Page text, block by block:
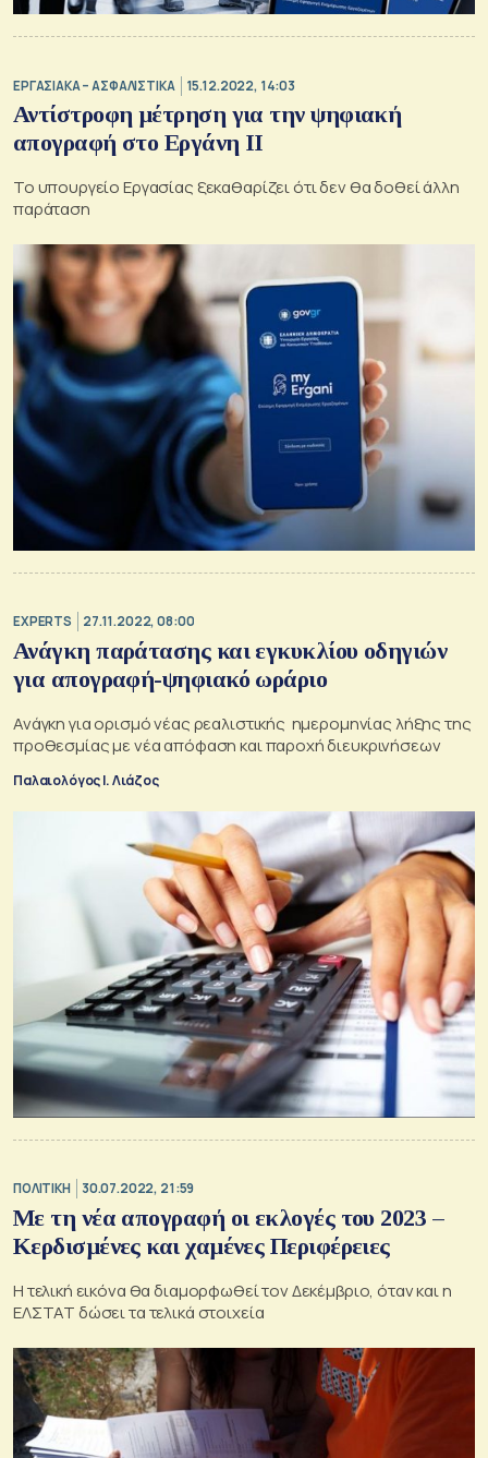
ΕΡΓΑΣΙΑΚΑ – ΑΣΦΑΛΙΣΤΙΚΑ 15.12.2022, 14:03
Αντίστροφη μέτρηση για την ψηφιακή
απογραφή στο Εργάνη ΙΙ
Το υπουργείο Εργασίας ξεκαθαρίζει ότι δεν θα δοθεί άλλη
παράταση
EXPERTS 27.11.2022, 08:00
Ανάγκη παράτασης και εγκυκλίου οδηγιών
για απογραφή-ψηφιακό ωράριο
Ανάγκη για ορισμό νέας ρεαλιστικής ημερομηνίας λήξης της
προθεσμίας με νέα απόφαση και παροχή διευκρινήσεων
Παλαιολόγος Ι. Λιάζος
ΠΟΛΙΤΙΚΗ 30.07.2022, 21:59
Με τη νέα απογραφή οι εκλογές του 2023 –
Kερδισμένες και χαμένες Περιφέρειες
Η τελική εικόνα θα διαμορφωθεί τον Δεκέμβριο, όταν και η
ΕΛΣΤΑΤ δώσει τα τελικά στοιχεία